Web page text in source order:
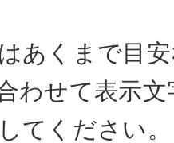
あくまで目
わせて表示
てください